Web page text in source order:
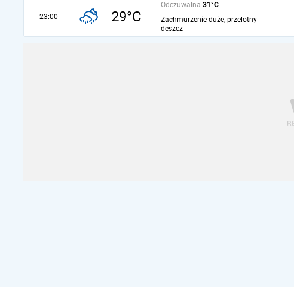
23:00 29°C
Odczuwalna 31°C
Zachmurzenie duże, przelotny
deszcz